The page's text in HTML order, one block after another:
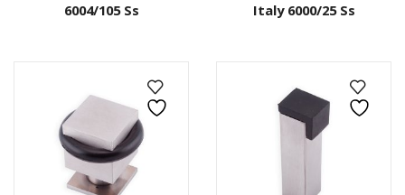
6004/105 Ss
Italy 6000/25 Ss